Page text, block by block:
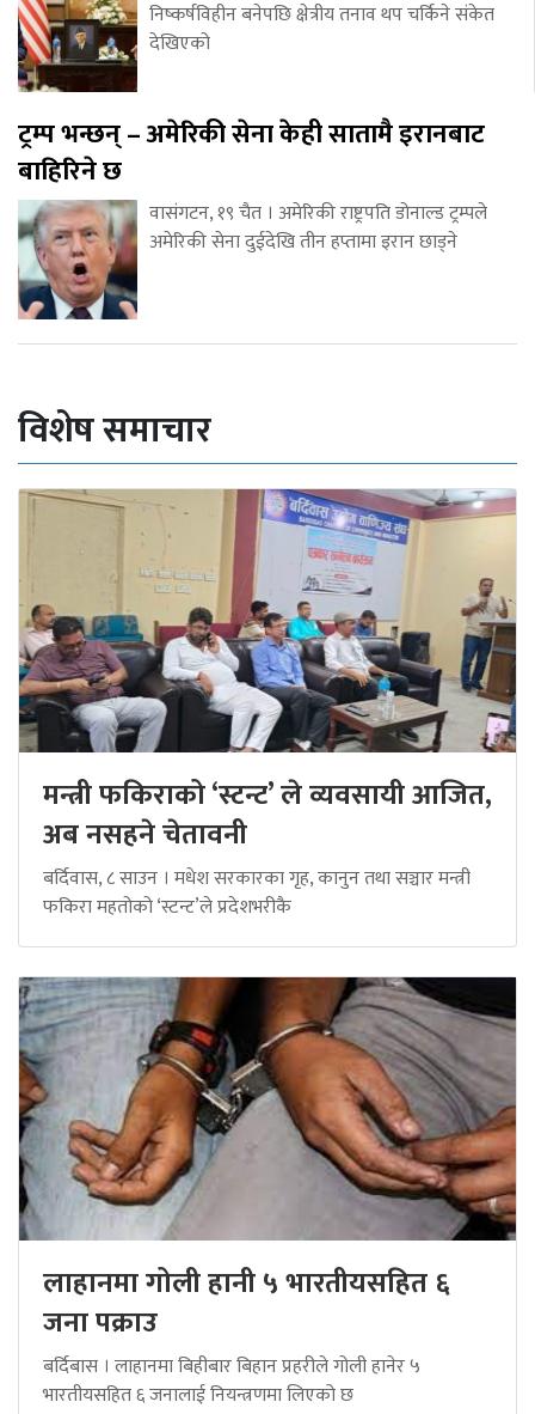
निष्कर्षविहीन बनेपछि क्षेत्रीय तनाव थप चर्किने संकेत
देखिएको
ट्रम्प भन्छन् – अमेरिकी सेना केही सातामै इरानबाट
बाहिरिने छ
वासंगटन, १९ चैत । अमेरिकी राष्ट्रपति डोनाल्ड ट्रम्पले
अमेरिकी सेना दुईदेखि तीन हप्तामा इरान छाड्ने
विशेष समाचार
मन्त्री फकिराको ‘स्टन्ट’ ले व्यवसायी आजित,
अब नसहने चेतावनी
बर्दिवास, ८ साउन । मधेश सरकारका गृह, कानुन तथा सञ्चार मन्त्री
फकिरा महतोको ‘स्टन्ट’ले प्रदेशभरीकै
लाहानमा गोली हानी ५ भारतीयसहित ६
जना पक्राउ
बर्दिबास । लाहानमा बिहीबार बिहान प्रहरीले गोली हानेर ५
भारतीयसहित ६ जनालाई नियन्त्रणमा लिएको छ